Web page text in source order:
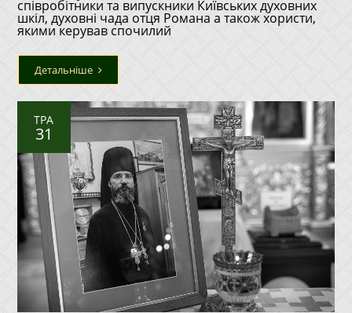
співробітники та випускники Київських духовних
шкіл, духовні чада отця Романа а також хористи,
якими керував спочилий
Детальніше
ТРА
31